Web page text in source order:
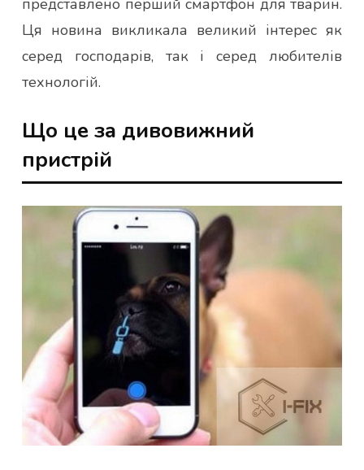
представлено перший смартфон для тварин.
Ця новина викликала великий інтерес як
серед господарів, так і серед любителів
технологій.
Що це за дивовижний
пристрій